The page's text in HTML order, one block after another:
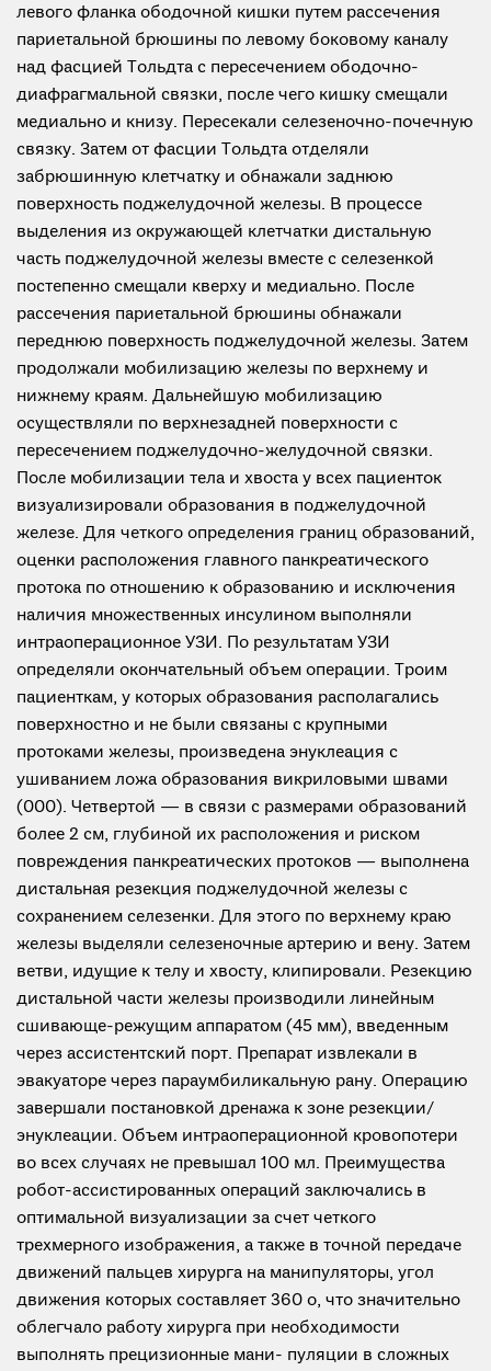
левого фланка ободочной кишки путем рассечения
париетальной брюшины по левому боковому каналу
над фасцией Тольдта с пересечением ободочно-
диафрагмальной связки, после чего кишку смещали
медиально и книзу. Пересекали селезеночно-почечную
связку. Затем от фасции Тольдта отделяли
забрюшинную клетчатку и обнажали заднюю
поверхность поджелудочной железы. В процессе
выделения из окружающей клетчатки дистальную
часть поджелудочной железы вместе с селезенкой
постепенно смещали кверху и медиально. После
рассечения париетальной брюшины обнажали
переднюю поверхность поджелудочной железы. Затем
продолжали мобилизацию железы по верхнему и
нижнему краям. Дальнейшую мобилизацию
осуществляли по верхнезадней поверхности с
пересечением поджелудочно-желудочной связки.
После мобилизации тела и хвоста у всех пациенток
визуализировали образования в поджелудочной
железе. Для четкого определения границ образований,
оценки расположения главного панкреатического
протока по отношению к образованию и исключения
наличия множественных инсулином выполняли
интраоперационное УЗИ. По результатам УЗИ
определяли окончательный объем операции. Троим
пациенткам, у которых образования располагались
поверхностно и не были связаны с крупными
протоками железы, произведена энуклеация с
ушиванием ложа образования викриловыми швами
(000). Четвертой — в связи с размерами образований
более 2 см, глубиной их расположения и риском
повреждения панкреатических протоков — выполнена
дистальная резекция поджелудочной железы с
сохранением селезенки. Для этого по верхнему краю
железы выделяли селезеночные артерию и вену. Затем
ветви, идущие к телу и хвосту, клипировали. Резекцию
дистальной части железы производили линейным
сшивающе-режущим аппаратом (45 мм), введенным
через ассистентский порт. Препарат извлекали в
эвакуаторе через параумбиликальную рану. Операцию
завершали постановкой дренажа к зоне резекции/
энуклеации. Объем интраоперационной кровопотери
во всех случаях не превышал 100 мл. Преимущества
робот-ассистированных операций заключались в
оптимальной визуализации за счет четкого
трехмерного изображения, а также в точной передаче
движений пальцев хирурга на манипуляторы, угол
движения которых составляет 360 o, что значительно
облегчало работу хирурга при необходимости
выполнять прецизионные мани- пуляции в сложных